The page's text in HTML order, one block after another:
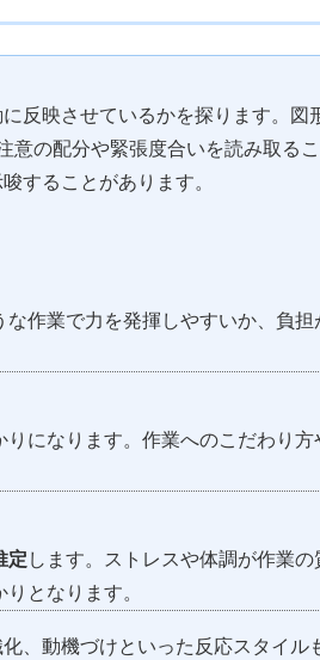
反映させているかを探ります。図
意の配分や緊張度合いを読み取るこ
することがあります。
作業で力を発揮しやすいか、負
りになります。作業へのこだわり
定 します。ストレスや体調が作業の
となります。
、動機づけといった反応スタイル